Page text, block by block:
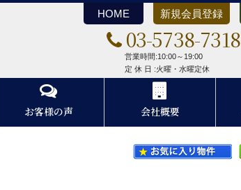
HOME 新規会員登録
スリーエム住宅販売株式会社03-5738-7318
営業時間:10:00～19:00
定 休 日 :火曜・水曜定休
お客様の声 会社概要